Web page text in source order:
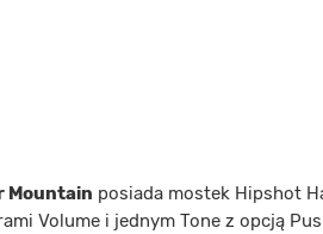
Mountain posiada mostek Hipshot
Volume i jednym Tone z opcją